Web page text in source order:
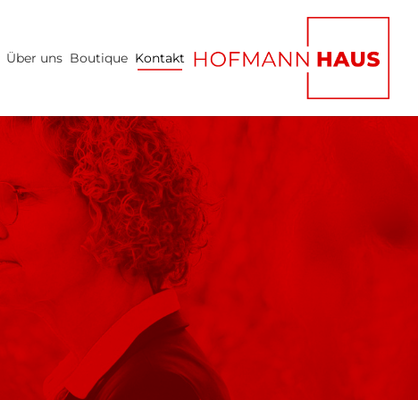
Über uns Boutique Kontakt (current)